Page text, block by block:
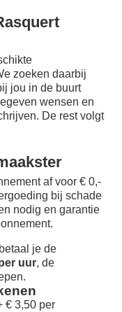
zoeken daarbij
jou in de buurt
wensen en
De rest volgt
af voor € 0,-
bij schade
nodig en garantie
je de
uur, de
€ 3,50 per